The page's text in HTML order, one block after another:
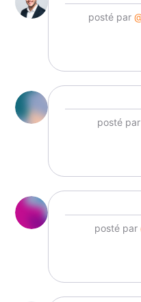
posté par
posté par
posté par